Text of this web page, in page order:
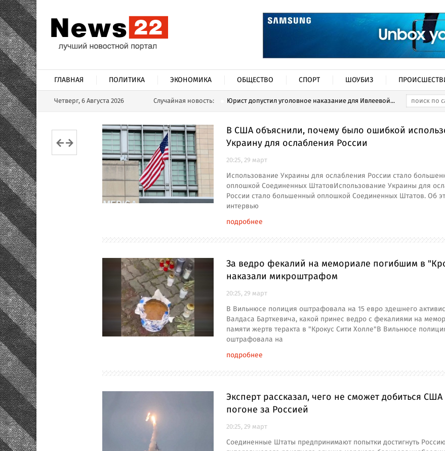
ГЛАВНАЯ ПОЛИТИКА ЭКОНОМИКА ОБЩЕСТВО СПОРТ ШОУБИЗ
Четверг, 6 Августа 2026 Случайная новость: Юрист допустил уголовное наказание для Ивлеевой...
В США объяснили, почему было ошибкой
Украину для ослабления России
20:25, 29 март
Использование Украины для ослабления России стало
оплошкой Соединенных ШтатовИспользование Украины для
России стало большенный оплошкой Соединенных Штатов. Об
интервью
подробнее
За ведро фекалий на мемориале погибшим в
наказали микроштрафом
20:25, 29 март
В Вильнюсе полиция оштрафовала на 15 евро здешнего
Валдаса Барткевича, какой принес ведро с фекалиями на
памяти жертв теракта в "Крокус Сити Холле"В Вильнюсе
оштрафовала на
подробнее
Эксперт рассказал, чего не сможет добиться США
погоне за Россией
20:25, 29 март
Соединенные Штаты предпринимают попытки достигнуть